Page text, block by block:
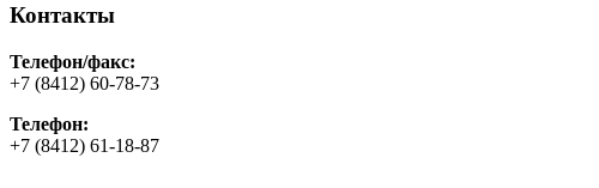
Контакты
Телефон/факс:
+7 (8412) 60-78-73
Телефон:
+7 (8412) 61-18-87